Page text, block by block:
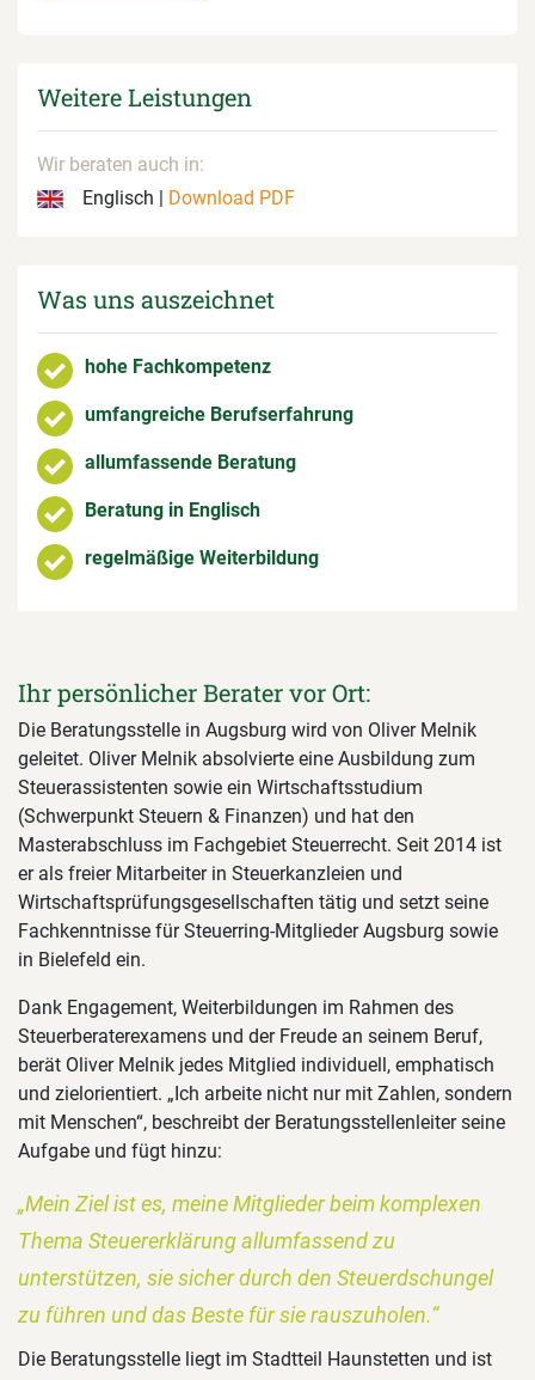
Weitere Leistungen
Wir beraten auch in:
Englisch |
Download PDF
Was uns auszeichnet
hohe Fachkompetenz
umfangreiche Berufserfahrung
allumfassende Beratung
Beratung in Englisch
regelmäßige Weiterbildung
Ihr persönlicher Berater vor Ort:
Die Beratungsstelle in Augsburg wird von Oliver Melnik
geleitet. Oliver Melnik absolvierte eine Ausbildung zum
Steuerassistenten sowie ein Wirtschaftsstudium
(Schwerpunkt Steuern & Finanzen) und hat den
Masterabschluss im Fachgebiet Steuerrecht. Seit 2014 ist
er als freier Mitarbeiter in Steuerkanzleien und
Wirtschaftsprüfungsgesellschaften tätig und setzt seine
Fachkenntnisse für Steuerring-Mitglieder Augsburg sowie
in Bielefeld ein.
Dank Engagement, Weiterbildungen im Rahmen des
Steuerberaterexamens und der Freude an seinem Beruf,
berät Oliver Melnik jedes Mitglied individuell, emphatisch
und zielorientiert. „Ich arbeite nicht nur mit Zahlen, sondern
mit Menschen“, beschreibt der Beratungsstellenleiter seine
Aufgabe und fügt hinzu:
„Mein Ziel ist es, meine Mitglieder beim komplexen
Thema Steuererklärung allumfassend zu
unterstützen, sie sicher durch den Steuerdschungel
zu führen und das Beste für sie rauszuholen.“
Die Beratungsstelle liegt im Stadtteil Haunstetten und ist